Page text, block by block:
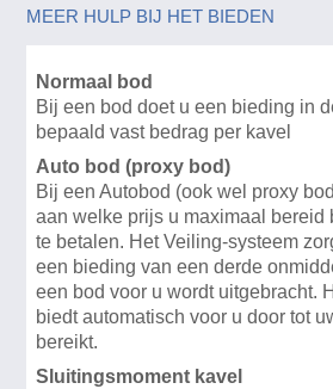
MEER HULP BIJ HET BIEDEN
Normaal bod
Bij een bod doet u een bieding in
bepaald vast bedrag per kavel
Auto bod (proxy bod)
Bij een Autobod (ook wel proxy
aan welke prijs u maximaal bereid
te betalen. Het Veiling-systeem
een bieding van een derde
een bod voor u wordt uitgebracht.
biedt automatisch voor u door tot
bereikt.
Sluitingsmoment kavel